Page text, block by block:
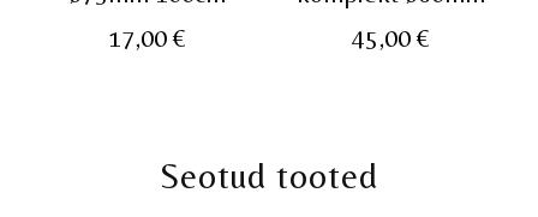
17,00€
45,00 €
Seotud tooted